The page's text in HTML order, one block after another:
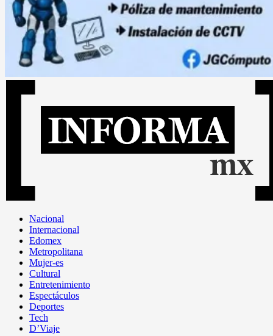
Nacional
Internacional
Edomex
Metropolitana
Mujer-es
Cultural
Entretenimiento
Espectáculos
Deportes
Tech
D’Viaje